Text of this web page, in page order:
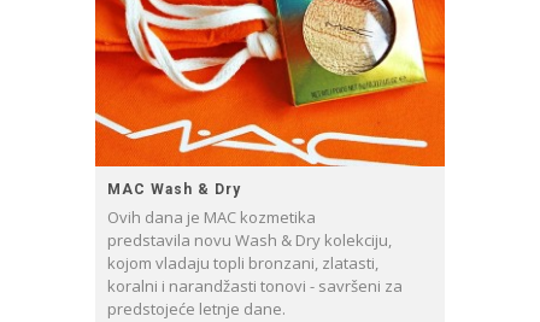
MAC Wash & Dry
Ovih dana je MAC kozmetika
predstavila novu Wash & Dry kolekciju,
kojom vladaju topli bronzani, zlatasti,
koralni i narandžasti tonovi - savršeni za
predstojeće letnje dane.